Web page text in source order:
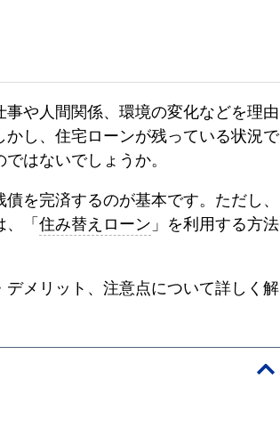
や人間関係、環境の変化などを理由
し、住宅ローンが残っている状況で
はないでしょうか。
債を完済するのが基本です。ただし、
「 住み替えローン 」を利用する方法
デメリット、注意点について詳しく解